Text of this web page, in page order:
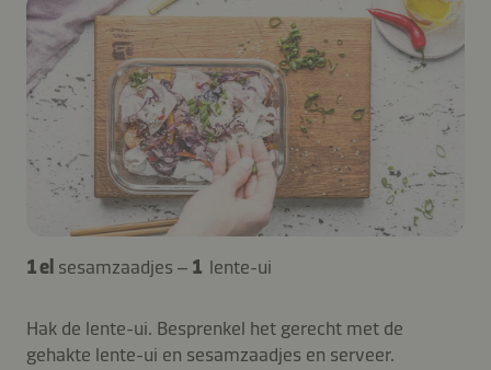
1 el sesamzaadjes – 1 lente-ui
Hak de lente-ui. Besprenkel het gerecht met de
gehakte lente-ui en sesamzaadjes en serveer.